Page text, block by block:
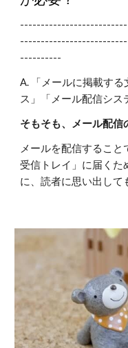
----------
A. 「メールに掲載す
ス」「メール配信シス
そもそも、メール配信
メールを配信するこ
受信トレイ」に届くた
に、読者に思い出して